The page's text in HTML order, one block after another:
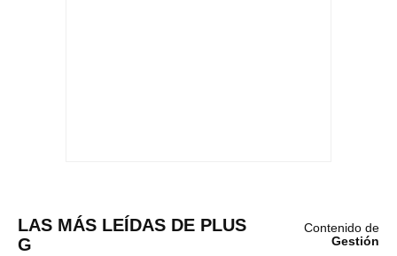
LAS MÁS LEÍDAS DE PLUS
G
Contenido de
Gestión